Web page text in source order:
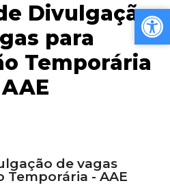
Divulgação
para
Temporária
de vagas
Temporária - AAE